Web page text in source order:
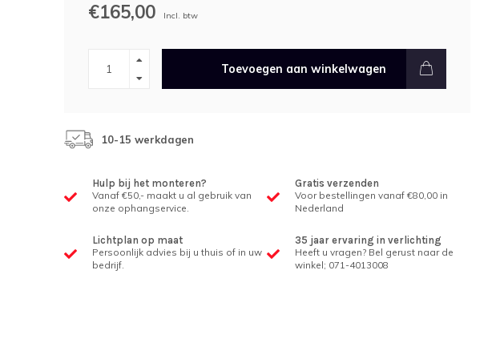
€165,00 Incl. btw
Toevoegen aan winkelwagen
10-15 werkdagen
Hulp bij het monteren?
Vanaf €50,- maakt u al gebruik van
onze ophangservice.
Gratis verzenden
Voor bestellingen vanaf €80,00 in
Nederland
Lichtplan op maat
Persoonlijk advies bij u thuis of in uw
bedrijf.
35 jaar ervaring in verlichting
Heeft u vragen? Bel gerust naar de
winkel; 071-4013008